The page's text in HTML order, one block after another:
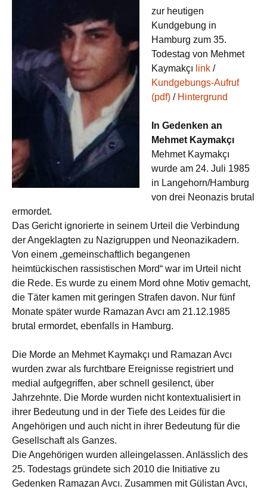
zur heutigen
Kundgebung in
Hamburg zum 35.
Todestag von Mehmet
Kaymakçı link /
Kundgebungs-Aufruf
(pdf) / Hintergrund
In Gedenken an
Mehmet Kaymakçı
Mehmet Kaymakçı
wurde am 24. Juli 1985
in Langehorn/Hamburg
von drei Neonazis brutal
ermordet.
Das Gericht ignorierte in seinem Urteil die Verbindung
der Angeklagten zu Nazigruppen und Neonazikadern.
Von einem „gemeinschaftlich begangenen
heimtückischen rassistischen Mord“ war im Urteil nicht
die Rede. Es wurde zu einem Mord ohne Motiv gemacht,
die Täter kamen mit geringen Strafen davon. Nur fünf
Monate später wurde Ramazan Avcı am 21.12.1985
brutal ermordet, ebenfalls in Hamburg.
Die Morde an Mehmet Kaymakçı und Ramazan Avcı
wurden zwar als furchtbare Ereignisse registriert und
medial aufgegriffen, aber schnell gesilenct, über
Jahrzehnte. Die Morde wurden nicht kontextualisiert in
ihrer Bedeutung und in der Tiefe des Leides für die
Angehörigen und auch nicht in ihrer Bedeutung für die
Gesellschaft als Ganzes.
Die Angehörigen wurden alleingelassen. Anlässlich des
25. Todestags gründete sich 2010 die Initiative zu
Gedenken Ramazan Avcı. Zusammen mit Gülistan Avcı,